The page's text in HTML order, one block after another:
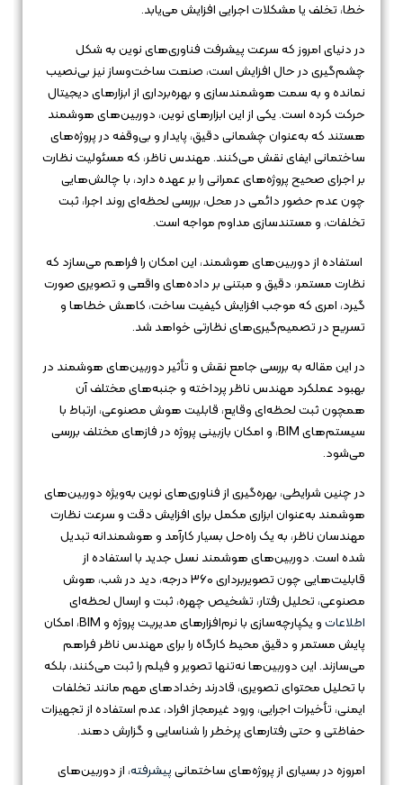
خطا، تخلف یا مشکلات اجرایی افزایش می‌یابد.
در دنیای امروز که سرعت پیشرفت فناوری‌های نوین به شکل
چشم‌گیری در حال افزایش است، صنعت ساخت‌وساز نیز بی‌نصیب
نمانده و به سمت هوشمندسازی و بهره‌برداری از ابزارهای دیجیتال
حرکت کرده است. یکی از این ابزارهای نوین، دوربین‌های هوشمند
هستند که به‌عنوان چشمانی دقیق، پایدار و بی‌وقفه در پروژه‌های
ساختمانی ایفای نقش می‌کنند. مهندس ناظر، که مسئولیت نظارت
بر اجرای صحیح پروژه‌های عمرانی را بر عهده دارد، با چالش‌هایی
چون عدم حضور دائمی در محل، بررسی لحظه‌ای روند اجرا، ثبت
تخلفات، و مستندسازی مداوم مواجه است.
استفاده از دوربین‌های هوشمند، این امکان را فراهم می‌سازد که
نظارت مستمر، دقیق و مبتنی بر داده‌های واقعی و تصویری صورت
گیرد، امری که موجب افزایش کیفیت ساخت، کاهش خطاها و
تسریع در تصمیم‌گیری‌های نظارتی خواهد شد.
در این مقاله به بررسی جامع نقش و تأثیر دوربین‌های هوشمند در
بهبود عملکرد مهندس ناظر پرداخته و جنبه‌های مختلف آن
همچون ثبت لحظه‌ای وقایع، قابلیت هوش مصنوعی، ارتباط با
سیستم‌های BIM، و امکان بازبینی پروژه در فازهای مختلف بررسی
می‌شود.
در چنین شرایطی، بهره‌گیری از فناوری‌های نوین به‌ویژه دوربین‌های
هوشمند به‌عنوان ابزاری مکمل برای افزایش دقت و سرعت نظارت
مهندسان ناظر، به یک راه‌حل بسیار کارآمد و هوشمندانه تبدیل
شده است. دوربین‌های هوشمند نسل جدید با استفاده از
قابلیت‌هایی چون تصویربرداری 360 درجه، دید در شب، هوش
مصنوعی، تحلیل رفتار، تشخیص چهره، ثبت و ارسال لحظه‌ای
اطلاعات
و یکپارچه‌سازی با نرم‌افزارهای مدیریت پروژه و BIM، امکان
پایش مستمر و دقیق محیط کارگاه را برای مهندس ناظر فراهم
می‌سازند. این دوربین‌ها نه‌تنها تصویر و فیلم را ثبت می‌کنند، بلکه
با تحلیل محتوای تصویری، قادرند رخدادهای مهم مانند تخلفات
ایمنی، تأخیرات اجرایی، ورود غیرمجاز افراد، عدم استفاده از تجهیزات
حفاظتی و حتی رفتارهای پرخطر را شناسایی و گزارش دهند.
امروزه در بسیاری از پروژه‌های ساختمانیپیشرفته، از دوربین‌های